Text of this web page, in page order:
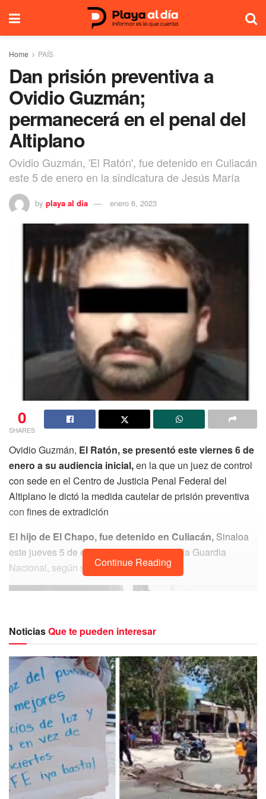
Home PAÍS
Dan prisión preventiva a
Ovidio Guzmán;
permanecerá en el penal del
Altiplano
Ovidio Guzmán, 'El Ratón', fue detenido en Culiacán
este 5 de enero en la sindicatura de Jesús María
by playa al dia enero 6, 2023
0
SHARES
Ovidio Guzmán, El Ratón, se presentó este viernes 6 de
enero a su audiencia inicial,en la que un juez de control
con sede en el Centro de Justicia Penal Federal del
Altiplano le dictó la medida cautelar de prisión preventiva
con fines de extradición
El hijo de El Chapo, fue detenido en Culiacán, Sinaloa
este jueves 5 de enero por elementos de la Guardia
Nacional, según su ficha de captura.
El Ratónpermanecerá en el penal federal los próximos
dos meses
en espera de que el gobierno de Estados
Unidos haga la petición formal de extraditarlo.
Continue Reading
NoticiasQue te pueden interesar